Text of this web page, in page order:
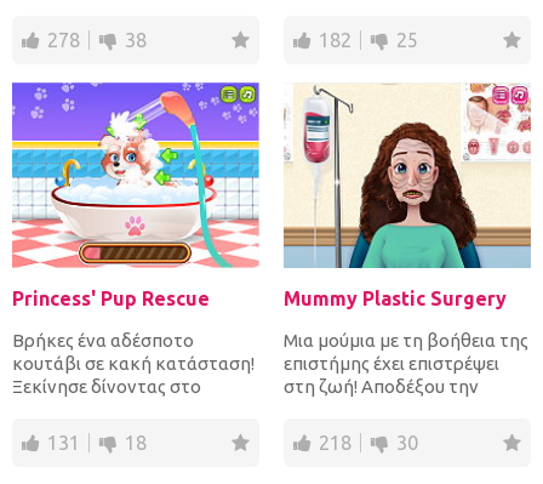
όπου τα κ...
278 38 182 25
Princess' Pup Rescue
Βρήκες ένα αδέσποτο
κουτάβι σε κακή κατάσταση!
Ξεκίνησε δίνοντας στο
ωραίο ζε...
131 18
Mummy Plastic Surgery
Μια μούμια με τη βοήθεια της
επιστήμης έχει επιστρέψει
στη ζωή! Αποδέξου την
218 30